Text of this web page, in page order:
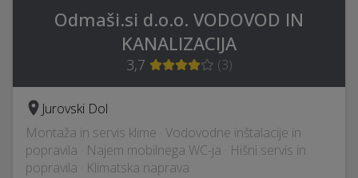
Odmaši.si d.o.o. VODOVOD IN
KANALIZACIJA
3,7 (3)
Jurovski Dol
Montaža in servis klime · Vodovodne inštalacije in
popravila · Najem mobilnega WC-ja · Hišni servis in
popravila · Klimatska naprava